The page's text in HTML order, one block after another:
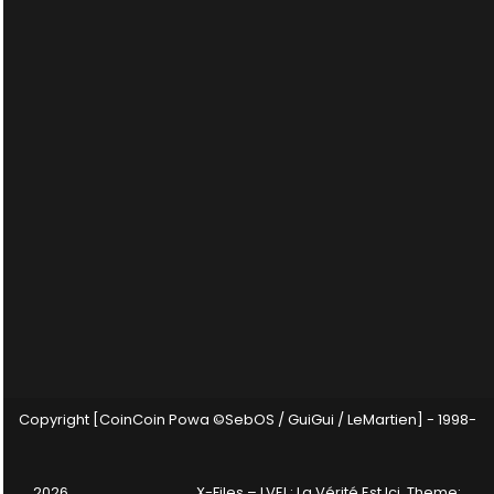
Copyright [CoinCoin Powa ©SebOS / GuiGui / LeMartien] - 1998-